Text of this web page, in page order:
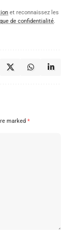
et reconnaissez les
de confidentialité.
marked *